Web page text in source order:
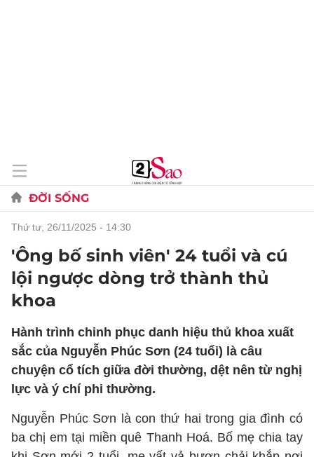
ĐỜI SỐNG
thứ tư, 26/11/2025 - 14:30
'Ông bố sinh viên' 24 tuổi và cú
lội ngược dòng trở thành thủ
khoa
Hành trình chinh phục danh hiệu thủ khoa xuất
sắc của Nguyễn Phúc Sơn (24 tuổi) là câu
chuyện cổ tích giữa đời thường, dệt nên từ nghị
lực và ý chí phi thường.
Nguyễn Phúc Sơn là con thứ hai trong gia đình có
ba chị em tại miền quê Thanh Hoá. Bố mẹ chia tay